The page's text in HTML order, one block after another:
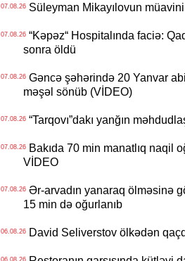
07.08.26Süleyman Mikayılovun
07.08.26“Kəpəz“ Hospitalında faciə:
sonra öldü
07.08.26Gəncə şəhərində 20 Yanvar
məşəl sönüb (VİDEO)
07.08.26“Tarqovı”dakı yanğın
07.08.26Bakıda 70 min manatlıq naqil
VİDEO
07.08.26Ər-arvadın yanaraq ölməsinə
15 min də oğurlanıb
06.08.26David Seliverstov ölkədən
06.08.26